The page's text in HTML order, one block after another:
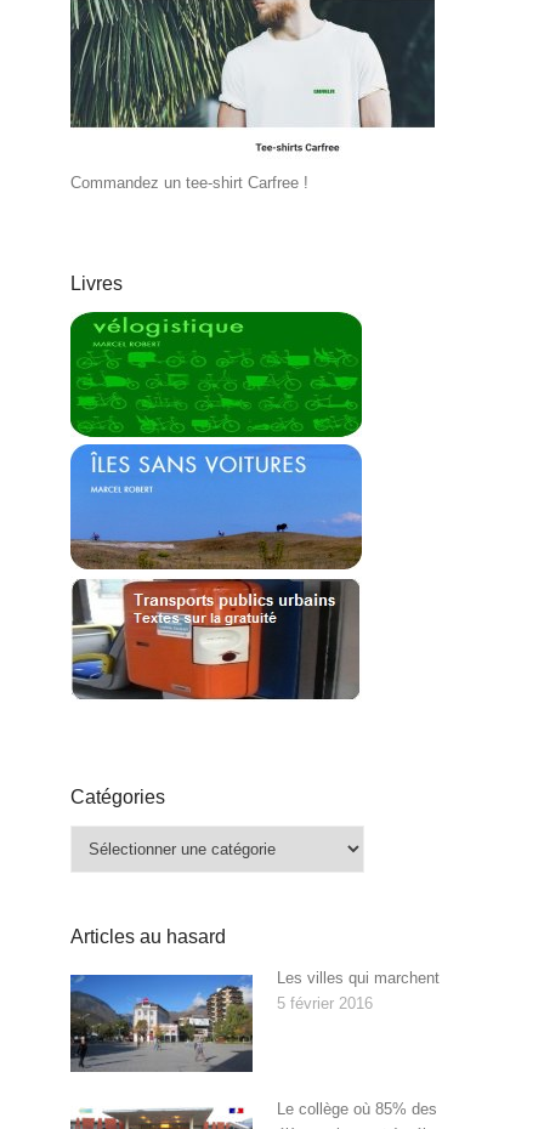
Commandez un tee-shirt Carfree !
Livres
Catégories
Catégories
Articles au hasard
Les villes qui marchent
5 février 2016
Le collège où 85% des